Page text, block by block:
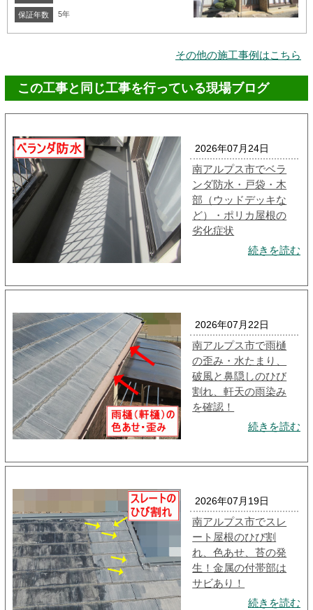
保証年数 5年
その他の施工事例はこちら
この工事と同じ工事を行っている現場ブログ
2026年07月24日
南アルプス市でベラ
ンダ防水・戸袋・木
部（ウッドデッキな
ど）・ポリカ屋根の
劣化症状
続きを読む
2026年07月22日
南アルプス市で雨樋
の歪み・水たまり、
破風と鼻隠しのひび
割れ、軒天の雨染み
を確認！
続きを読む
2026年07月19日
南アルプス市でスレ
ート屋根のひび割
れ、色あせ、苔の発
生！金属の付帯部は
サビあり！
続きを読む